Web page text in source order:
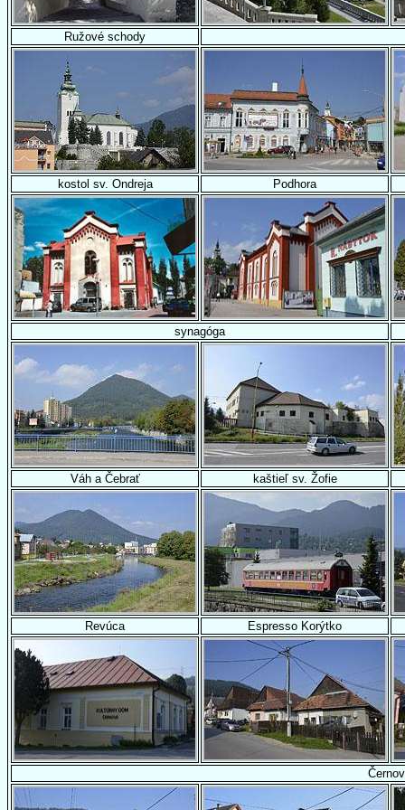
Ružové schody
kostol sv. Ondreja Podhora
synagóga
Váh a Čebrať kaštieľ sv. Žofie
Revúca Espresso Korýtko